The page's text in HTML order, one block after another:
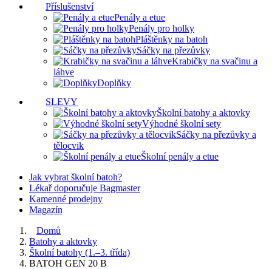
Příslušenství
Penály a etue
Penály pro holky
Pláštěnky na batoh
Sáčky na přezůvky
Krabičky na svačinu a
láhve
Doplňky
SLEVY
Školní batohy a aktovky
Výhodné školní sety
Sáčky na přezůvky a
tělocvik
Školní penály a etue
Jak vybrat školní batoh?
Lékař doporučuje Bagmaster
Kamenné prodejny
Magazín
Domů
Batohy a aktovky
Školní batohy (1.–3. třída)
BATOH GEN 20 B